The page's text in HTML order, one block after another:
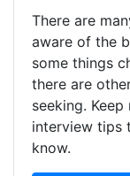
There are
aware of the
some things
there are
seeking.
interview tips
know.